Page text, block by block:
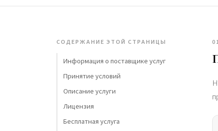
СОДЕРЖАНИЕ ЭТОЙ СТРАНИЦЫ
Информация о поставщике услуг
Принятие условий
Описание услуги
Лицензия
Бесплатная услуга